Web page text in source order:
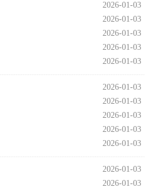
2026-01-03
2026-01-03
2026-01-03
2026-01-03
2026-01-03
2026-01-03
2026-01-03
2026-01-03
2026-01-03
2026-01-03
2026-01-03
2026-01-03